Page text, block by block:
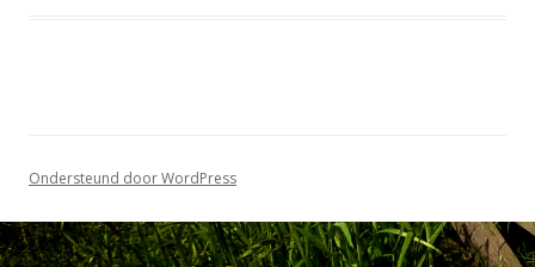
Ondersteund door WordPress